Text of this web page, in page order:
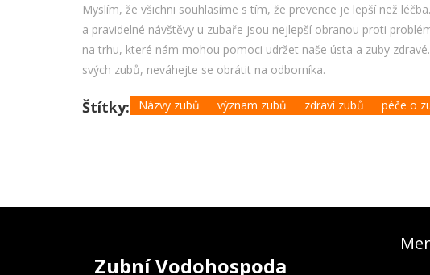
Myslím, že všichni souhlasíme s tím, že prevence je lepší než
a pravidelné návštěvy u zubaře jsou nejlepší obranou proti
na trhu, které nám mohou pomoci udržet naše ústa a zuby
svých zubů, neváhejte se obrátit na odborníka.
Štítky: Názvy zubů význam zubů zdraví zubů péče o
Zubní Vodohospoda